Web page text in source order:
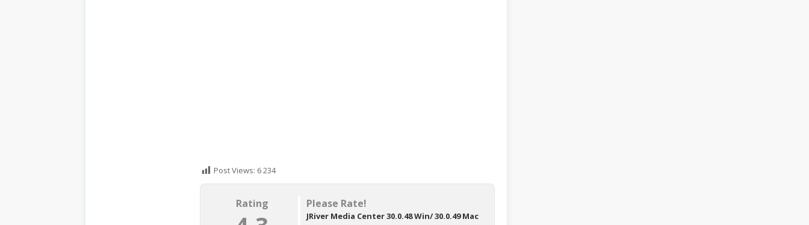
Post Views: 6 234
Rating Please Rate!
JRiver Media Center 30.0.48 Win/ 30.0.49 Mac